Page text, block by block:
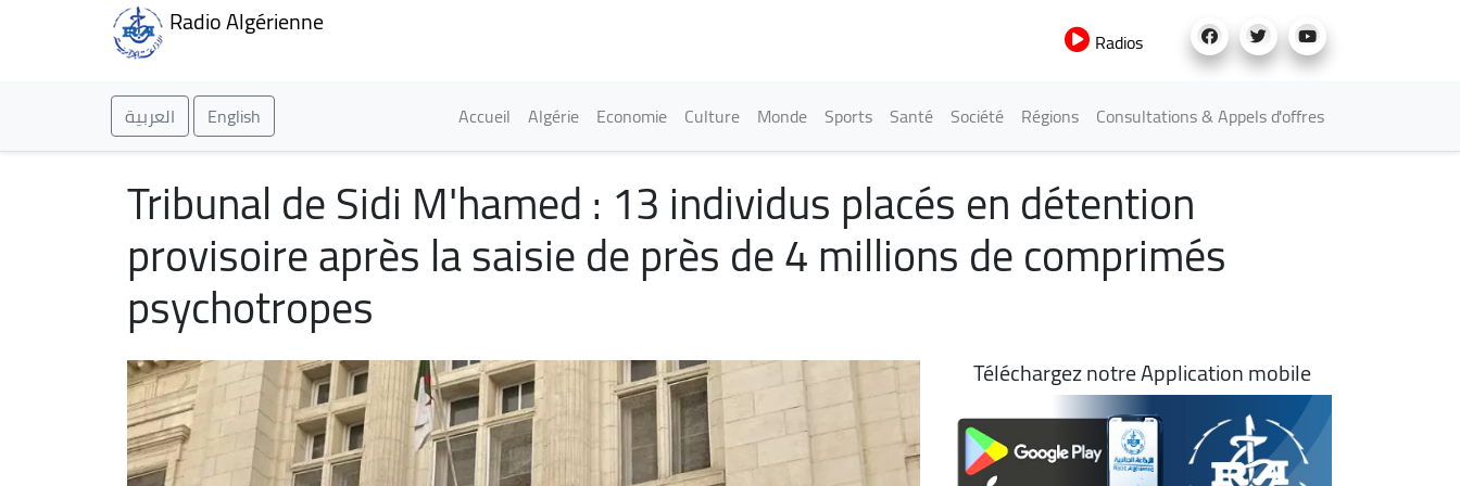
Radio Algérienne
Radios
العربية English Main navigation
Accueil Algérie Economie Culture Monde Sports Santé Société Régions Consultations & Appels d'offres
Tribunal de Sidi M'hamed : 13 individus placés en détention
provisoire après la saisie de près de 4 millions de comprimés
psychotropes
Téléchargez notre Application mobile